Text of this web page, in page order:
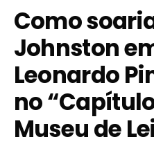
Como
Johnston
Leonardo
no
Museu de